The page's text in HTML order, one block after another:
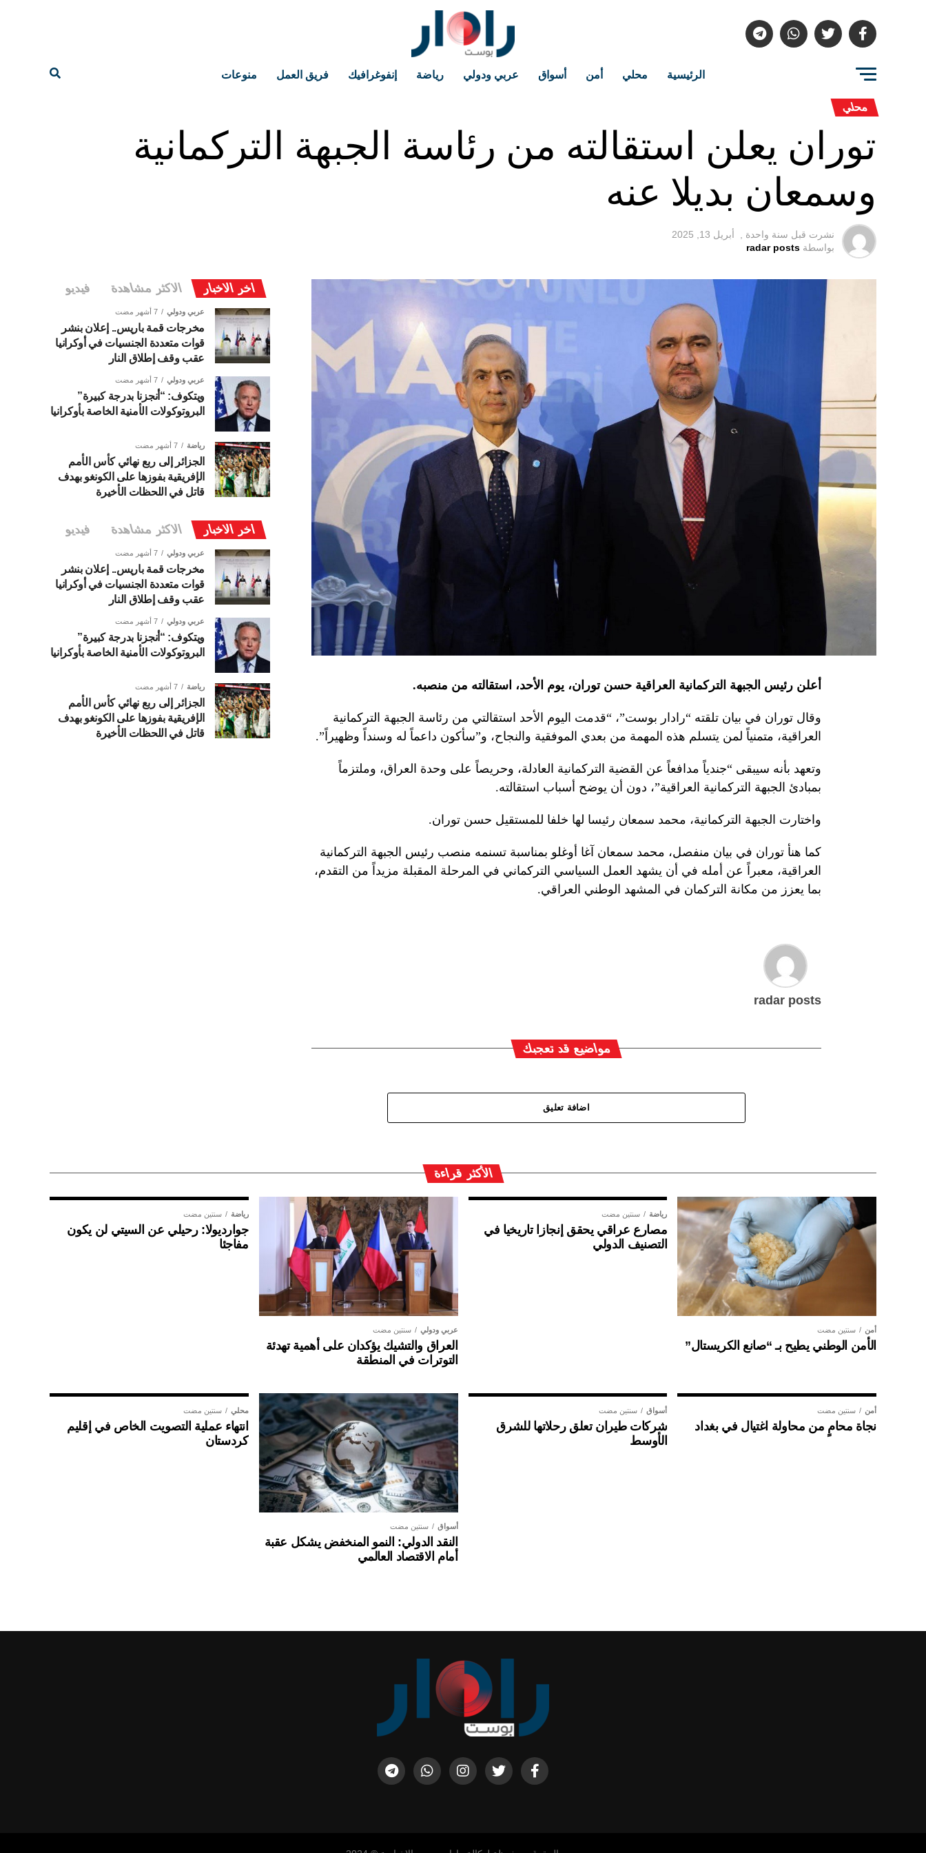
الرئيسية محلي أمن أسواق عربي ودولي رياضة إنفوغرافيك فريق العمل منوعات
محلي
توران يعلن استقالته من رئاسة الجبهة التركمانية
وسمعان بديلا عنه
نشرت قبل سنة واحدة ,
أبريل 13, 2025
بواسطة radar posts
أعلن رئيس الجبهة التركمانية العراقية حسن توران، يوم الأحد، استقالته من منصبه.
وقال توران في بيان تلقته “رادار بوست”، “قدمت اليوم الأحد استقالتي من رئاسة الجبهة التركمانية
العراقية، متمنياً لمن يتسلم هذه المهمة من بعدي الموفقية والنجاح، و”سأكون داعماً له وسنداً وظهيراً”.
وتعهد بأنه سيبقى “جندياً مدافعاً عن القضية التركمانية العادلة، وحريصاً على وحدة العراق، وملتزماً
بمبادئ الجبهة التركمانية العراقية”، دون أن يوضح أسباب استقالته.
واختارت الجبهة التركمانية، محمد سمعان رئيسا لها خلفا للمستقيل حسن توران.
كما هنأ توران في بيان منفصل، محمد سمعان آغا أوغلو بمناسبة تسنمه منصب رئيس الجبهة التركمانية
العراقية، معبراً عن أمله في أن يشهد العمل السياسي التركماني في المرحلة المقبلة مزيداً من التقدم،
بما يعزز من مكانة التركمان في المشهد الوطني العراقي.
radar posts
مواضيع قد تعجبك
اضافة تعليق
اخر الاخبار الاكثر مشاهدة فيديو
عربي ودولي 7 أشهر مضت
مخرجات قمة باريس.. إعلان بنشر
قوات متعددة الجنسيات في أوكرانيا
عقب وقف إطلاق النار
عربي ودولي 7 أشهر مضت
ويتكوف: “أنجزنا بدرجة كبيرة”
البروتوكولات الأمنية الخاصة بأوكرانيا
رياضة 7 أشهر مضت
الجزائر إلى ربع نهائي كأس الأمم
الإفريقية بفوزها على الكونغو بهدف
قاتل في اللحظات الأخيرة
اخر الاخبار الاكثر مشاهدة فيديو
عربي ودولي 7 أشهر مضت
مخرجات قمة باريس.. إعلان بنشر
قوات متعددة الجنسيات في أوكرانيا
عقب وقف إطلاق النار
عربي ودولي 7 أشهر مضت
ويتكوف: “أنجزنا بدرجة كبيرة”
البروتوكولات الأمنية الخاصة بأوكرانيا
رياضة 7 أشهر مضت
الجزائر إلى ربع نهائي كأس الأمم
الإفريقية بفوزها على الكونغو بهدف
قاتل في اللحظات الأخيرة
الأكثر قراءة
أمن سنتين مضت
الأمن الوطني يطيح بـ “صانع الكريستال”
رياضة سنتين مضت
مصارع عراقي يحقق إنجازا تاريخيا في
التصنيف الدولي
عربي ودولي سنتين مضت
العراق والتشيك يؤكدان على أهمية تهدئة
التوترات في المنطقة
رياضة سنتين مضت
جوارديولا: رحيلي عن السيتي لن يكون
مفاجئا
أمن سنتين مضت
نجاة محامٍ من محاولة اغتيال في بغداد
أسواق سنتين مضت
شركات طيران تعلق رحلاتها للشرق
الأوسط
أسواق سنتين مضت
النقد الدولي: النمو المنخفض يشكل عقبة
أمام الاقتصاد العالمي
محلي سنتين مضت
انتهاء عملية التصويت الخاص في إقليم
كردستان